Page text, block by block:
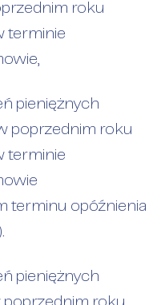
roku
terminie
pieniężnych
poprzednim roku
terminie
terminu opóźnienia
pieniężnych